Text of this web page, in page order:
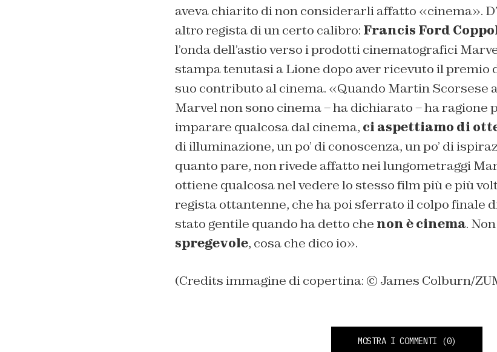
aveva chiarito di non considerarli affatto «cinema».
altro regista di un certo calibro: Francis Ford
l’onda dell’astio verso i prodotti cinematografici
stampa tenutasi a Lione dopo aver ricevuto il premio
suo contributo al cinema. «Quando Martin Scorsese
Marvel non sono cinema – ha dichiarato – ha ragione
imparare qualcosa dal cinema, ci aspettiamo di
di illuminazione, un po’ di conoscenza, un po’ di
quanto pare, non rivede affatto nei lungometraggi
ottiene qualcosa nel vedere lo stesso film più e più
regista ottantenne, che ha poi sferrato il colpo finale
stato gentile quando ha detto che non è cinema.
spregevole, cosa che dico io».
(Credits immagine di copertina: © James Colburn/
MOSTRA I COMMENTI (0)